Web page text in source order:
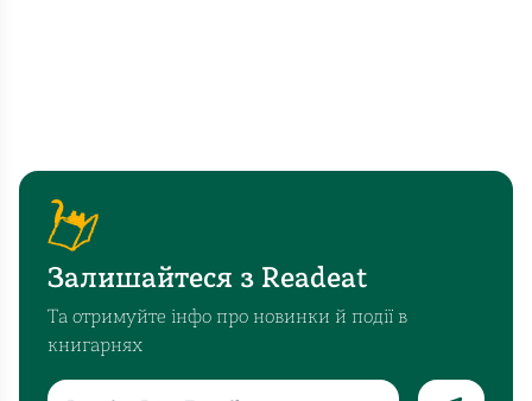
Залишайтеся з Readeat
Та отримуйте інфо про новинки й події в
книгарнях